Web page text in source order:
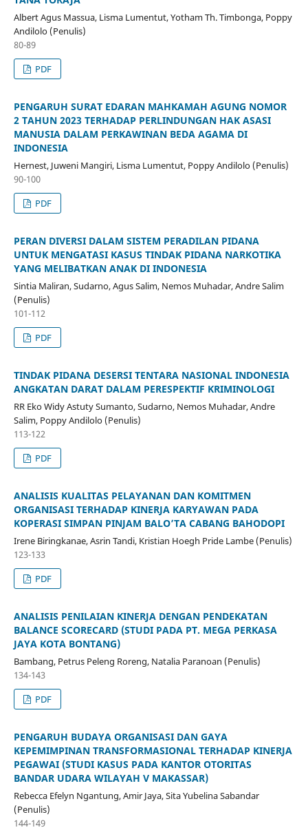
Albert Agus Massua, Lisma Lumentut, Yotham Th. Timbonga, Poppy
Andilolo (Penulis)
80-89
PDF
PENGARUH SURAT EDARAN MAHKAMAH AGUNG NOMOR
2 TAHUN 2023 TERHADAP PERLINDUNGAN HAK ASASI
MANUSIA DALAM PERKAWINAN BEDA AGAMA DI
INDONESIA
Hernest, Juweni Mangiri, Lisma Lumentut, Poppy Andilolo (Penulis)
90-100
PDF
PERAN DIVERSI DALAM SISTEM PERADILAN PIDANA
UNTUK MENGATASI KASUS TINDAK PIDANA NARKOTIKA
YANG MELIBATKAN ANAK DI INDONESIA
Sintia Maliran, Sudarno, Agus Salim, Nemos Muhadar, Andre Salim
(Penulis)
101-112
PDF
TINDAK PIDANA DESERSI TENTARA NASIONAL INDONESIA
ANGKATAN DARAT DALAM PERESPEKTIF KRIMINOLOGI
RR Eko Widy Astuty Sumanto, Sudarno, Nemos Muhadar, Andre
Salim, Poppy Andilolo (Penulis)
113-122
PDF
ANALISIS KUALITAS PELAYANAN DAN KOMITMEN
ORGANISASI TERHADAP KINERJA KARYAWAN PADA
KOPERASI SIMPAN PINJAM BALO’TA CABANG BAHODOPI
Irene Biringkanae, Asrin Tandi, Kristian Hoegh Pride Lambe (Penulis)
123-133
PDF
ANALISIS PENILAIAN KINERJA DENGAN PENDEKATAN
BALANCE SCORECARD (STUDI PADA PT. MEGA PERKASA
JAYA KOTA BONTANG)
Bambang, Petrus Peleng Roreng, Natalia Paranoan (Penulis)
134-143
PDF
PENGARUH BUDAYA ORGANISASI DAN GAYA
KEPEMIMPINAN TRANSFORMASIONAL TERHADAP KINERJA
PEGAWAI (STUDI KASUS PADA KANTOR OTORITAS
BANDAR UDARA WILAYAH V MAKASSAR)
Rebecca Efelyn Ngantung, Amir Jaya, Sita Yubelina Sabandar
(Penulis)
144-149